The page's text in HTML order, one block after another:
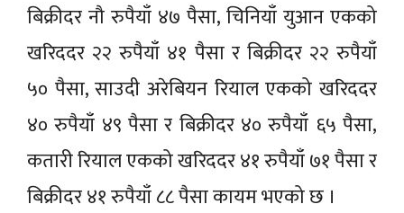
बिक्रीदर नौ रुपैयाँ ४७ पैसा, चिनियाँ युआन एकको
खरिददर २२ रुपैयाँ ४१ पैसा र बिक्रीदर २२ रुपैयाँ
५० पैसा, साउदी अरेबियन रियाल एकको खरिददर
४० रुपैयाँ ४९ पैसा र बिक्रीदर ४० रुपैयाँ ६५ पैसा,
कतारी रियाल एकको खरिददर ४१ रुपैयाँ ७१ पैसा र
बिक्रीदर ४१ रुपैयाँ ८८ पैसा कायम भएको छ ।